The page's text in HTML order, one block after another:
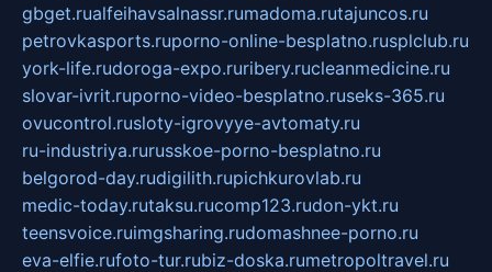
gbget.rualfeihavsalnassr.rumadoma.rutajuncos.ru
petrovkasports.ruporno-online-besplatno.rusplclub.ru
york-life.rudoroga-expo.ruribery.rucleanmedicine.ru
slovar-ivrit.ruporno-video-besplatno.ruseks-365.ru
ovucontrol.rusloty-igrovyye-avtomaty.ru
ru-industriya.rurusskoe-porno-besplatno.ru
belgorod-day.rudigilith.rupichkurovlab.ru
medic-today.rutaksu.rucomp123.rudon-ykt.ru
teensvoice.ruimgsharing.rudomashnee-porno.ru
eva-elfie.rufoto-tur.rubiz-doska.rumetropoltravel.ru